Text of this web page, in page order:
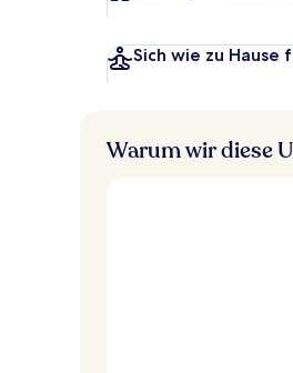
Sich wie zu Hause
Warum wir diese